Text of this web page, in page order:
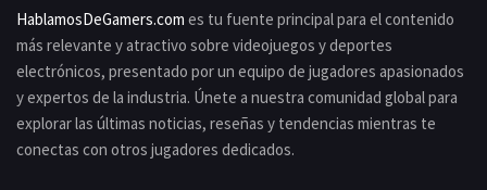
HablamosDeGamers.com es tu fuente principal para el contenido
más relevante y atractivo sobre videojuegos y deportes
electrónicos, presentado por un equipo de jugadores apasionados
y expertos de la industria. Únete a nuestra comunidad global para
explorar las últimas noticias, reseñas y tendencias mientras te
conectas con otros jugadores dedicados.